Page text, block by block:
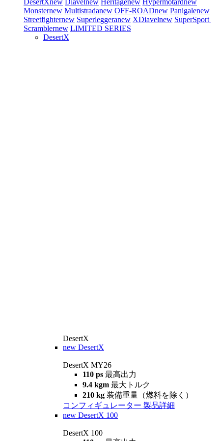
DesertXnew Diavelnew Heritagenew Hypermotardnew
Monsternew Multistradanew OFF-ROADnew Panigalenew
Streetfighternew Superleggeranew XDiavelnew SuperSport
Scramblernew LIMITED SERIES
DesertX
DesertX
new DesertX
DesertX MY26
110 ps 最高出力
9.4 kgm 最大トルク
210 kg 装備重量（燃料を除く）
コンフィギュレーター 製品詳細
new DesertX 100
DesertX 100